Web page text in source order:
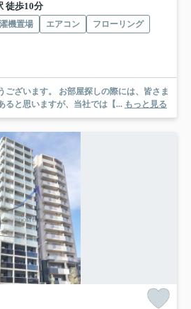
徒歩10分
機置場 エアコン
フローリング
探しの際には、皆さま
ると思いますが、当社では【... もっと見る